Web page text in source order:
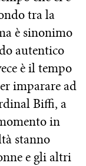
tra la
è sinonimo
autentico
è il tempo
imparare ad
Biffi, a
in
stanno
e gli altri